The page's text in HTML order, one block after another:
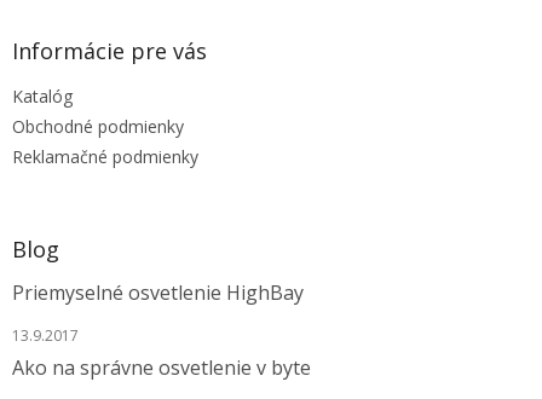
Informácie pre vás
Katalóg
Obchodné podmienky
Reklamačné podmienky
Blog
Priemyselné osvetlenie HighBay
13.9.2017
Ako na správne osvetlenie v byte